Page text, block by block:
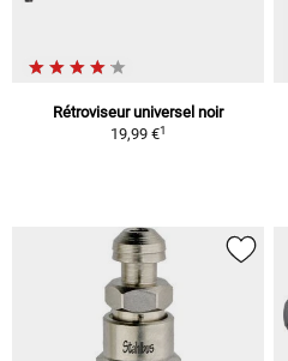
Rétroviseur universel noir
19,99 €1